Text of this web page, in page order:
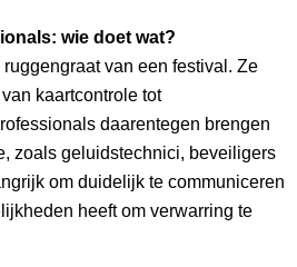
wie doet wat?
van een festival. Ze
kaartcontrole tot
daarentegen brengen
zoals geluidstechnici, beveiligers
om duidelijk te communiceren
heeft om verwarring te